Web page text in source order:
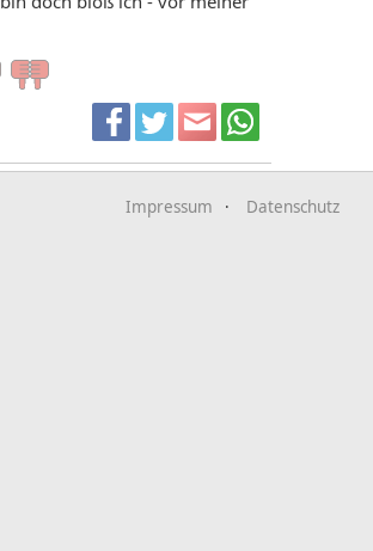
Impressum Datenschutz